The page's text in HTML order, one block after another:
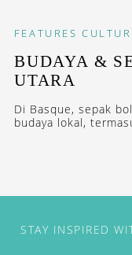
FEATURES
BUDAYA &
UTARA
Di Basque, sepak
budaya lokal,
STAY INSPIRED